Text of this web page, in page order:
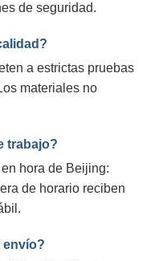
de seguridad.
a estrictas pruebas
materiales no
trabajo?
hora de Beijing:
de horario reciben
envío?